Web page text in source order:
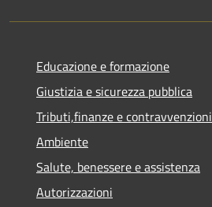
Educazione e formazione
Giustizia e sicurezza pubblica
Tributi,finanze e contravvenzioni
Ambiente
Salute, benessere e assistenza
Autorizzazioni